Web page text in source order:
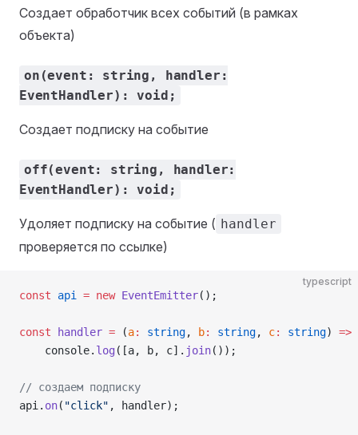
Создает обработчик всех событий (в рамках
объекта)
on(event: string, handler:
EventHandler): void;
Создает подписку на событие
off(event: string, handler:
EventHandler): void;
Удоляет подписку на событие ( handler
проверяется по ссылке)
typescript
const api = new EventEmitter();
const handler = (a: string, b: string, c: string) =>
    console.
log ([a, b, c]. join());
// создаем подписку
api. on( "click" , handler);